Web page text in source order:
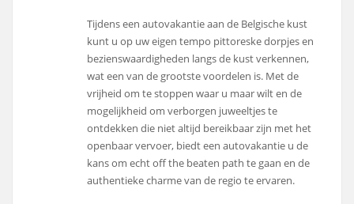
Tijdens een autovakantie aan de Belgische kust
kunt u op uw eigen tempo pittoreske dorpjes en
bezienswaardigheden langs de kust verkennen,
wat een van de grootste voordelen is. Met de
vrijheid om te stoppen waar u maar wilt en de
mogelijkheid om verborgen juweeltjes te
ontdekken die niet altijd bereikbaar zijn met het
openbaar vervoer, biedt een autovakantie u de
kans om echt off the beaten path te gaan en de
authentieke charme van de regio te ervaren.